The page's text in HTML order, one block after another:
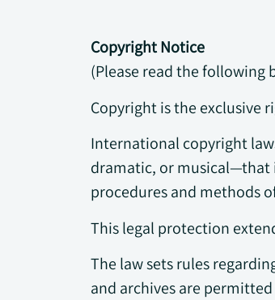
Copyright Notice
(Please read the following
Copyright is the exclusive
International copyright
dramatic, or musical—that
procedures and methods
This legal protection
The law sets rules
and archives are